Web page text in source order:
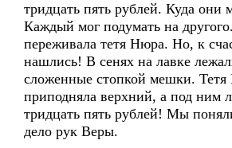
тридцать пять рублей. Куда они
Каждый мог подумать на
переживала тетя Нюра. Но, к
нашлись! В сенях на лавке
сложенные стопкой мешки.
приподняла верхний, а под ним
тридцать пять рублей! Мы
дело рук Веры.